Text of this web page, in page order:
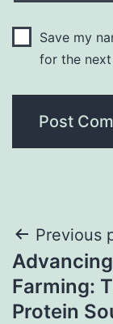
Save my
for the
Post
Previous
Farming:
Protein